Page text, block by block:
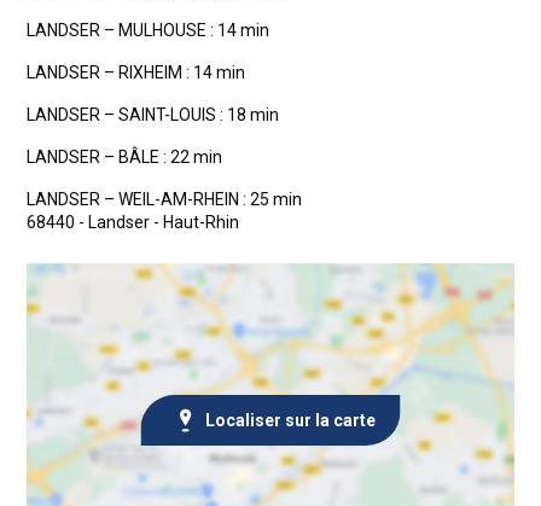
LANDSER – MULHOUSE : 14 min
LANDSER – RIXHEIM : 14 min
LANDSER – SAINT-LOUIS : 18 min
LANDSER – BÂLE : 22 min
LANDSER – WEIL-AM-RHEIN : 25 min
68440 - Landser - Haut-Rhin
Localiser sur la carte